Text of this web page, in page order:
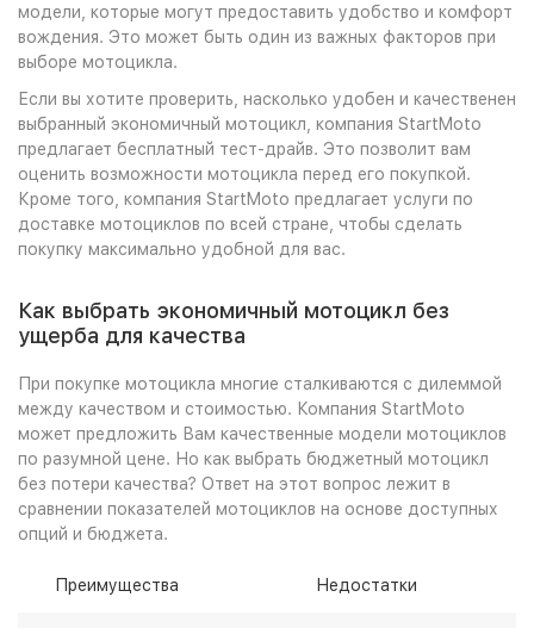
модели, которые могут предоставить удобство и комфорт
вождения. Это может быть один из важных факторов при
выборе мотоцикла.
Если вы хотите проверить, насколько удобен и качественен
выбранный экономичный мотоцикл, компания StartMoto
предлагает бесплатный тест-драйв. Это позволит вам
оценить возможности мотоцикла перед его покупкой.
Кроме того, компания StartMoto предлагает услуги по
доставке мотоциклов по всей стране, чтобы сделать
покупку максимально удобной для вас.
Как выбрать экономичный мотоцикл без
ущерба для качества
При покупке мотоцикла многие сталкиваются с дилеммой
между качеством и стоимостью. Компания StartMoto
может предложить Вам качественные модели мотоциклов
по разумной цене. Но как выбрать бюджетный мотоцикл
без потери качества? Ответ на этот вопрос лежит в
сравнении показателей мотоциклов на основе доступных
опций и бюджета.
Преимущества Недостатки